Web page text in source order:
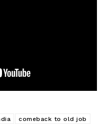
comeback to old job